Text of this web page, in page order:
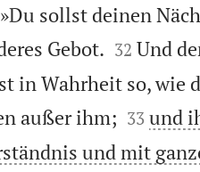
sollst deinen
Gebot.
32 Und
in Wahrheit so, wie
außer ihm;
33 und
und mit